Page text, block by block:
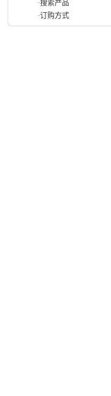
·搜索产品
·订购方式